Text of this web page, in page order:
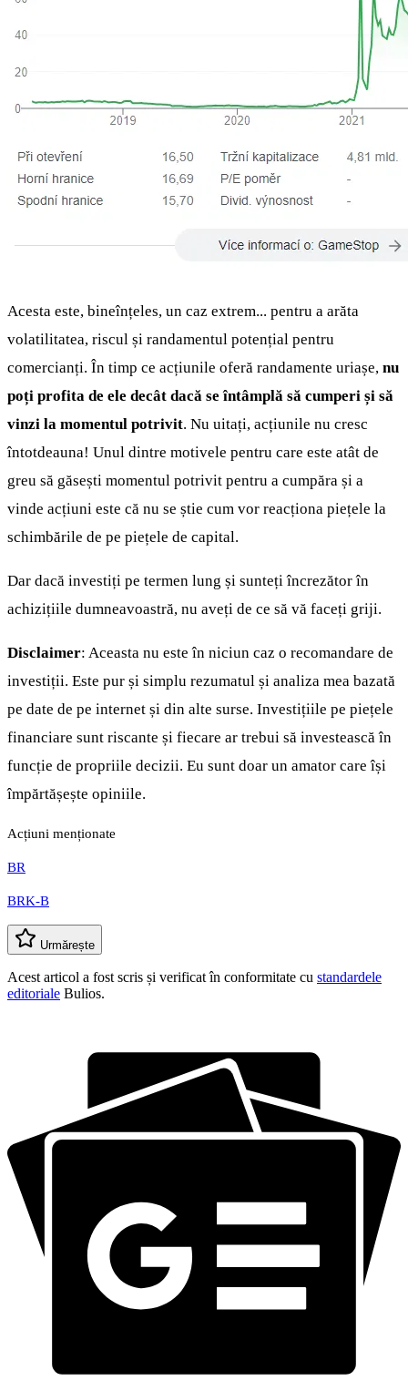
Acesta este, bineînțeles, un caz extrem... pentru a arăta
volatilitatea, riscul și randamentul potențial pentru
comercianți. În timp ce acțiunile oferă randamente uriașe, nu
poți profita de ele decât dacă se întâmplă să cumperi și să
vinzi la momentul potrivit. Nu uitați, acțiunile nu cresc
întotdeauna! Unul dintre motivele pentru care este atât de
greu să găsești momentul potrivit pentru a cumpăra și a
vinde acțiuni este că nu se știe cum vor reacționa piețele la
schimbările de pe piețele de capital.
Dar dacă investiți pe termen lung și sunteți încrezător în
achizițiile dumneavoastră, nu aveți de ce să vă faceți griji.
Disclaimer: Aceasta nu este în niciun caz o recomandare de
investiții. Este pur și simplu rezumatul și analiza mea bazată
pe date de pe internet și din alte surse. Investițiile pe piețele
financiare sunt riscante și fiecare ar trebui să investească în
funcție de propriile decizii. Eu sunt doar un amator care își
împărtășește opiniile.
Acțiuni menționate
BR
BRK-B
Urmărește
Acest articol a fost scris și verificat în conformitate cu standardele
editoriale Bulios.